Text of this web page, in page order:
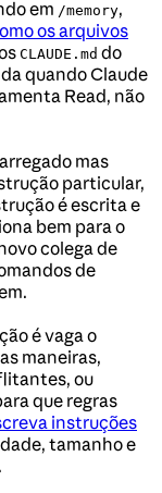
em /memory,
os arquivos
CLAUDE.md do
quando Claude
Read, não
mas
particular,
é escrita e
bem para o
colega de
de
é vaga o
maneiras,
ou
que regras
instruções
tamanho e